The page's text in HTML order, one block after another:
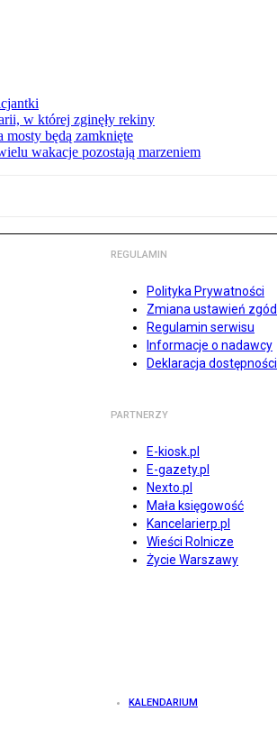
w której zginęły rekiny
mosty będą zamknięte
wakacje pozostają marzeniem
REGULAMIN
Polityka Prywatności
Zmiana ustawień zgód
Regulamin serwisu
Informacje o nadawcy
Deklaracja dostępności
PARTNERZY
E-kiosk.pl
E-gazety.pl
Nexto.pl
Mała księgowość
Kancelarierp.pl
Wieści Rolnicze
Życie Warszawy
KALENDARIUM